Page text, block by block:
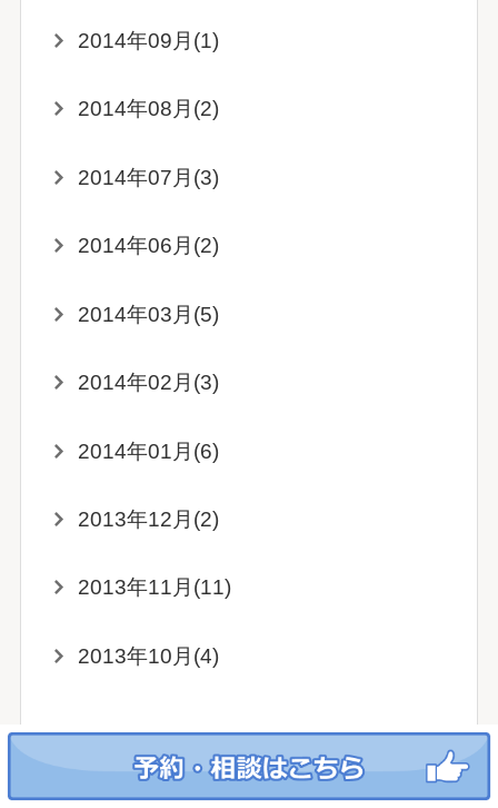
2014年09月(1)
2014年08月(2)
2014年07月(3)
2014年06月(2)
2014年03月(5)
2014年02月(3)
2014年01月(6)
2013年12月(2)
2013年11月(11)
2013年10月(4)